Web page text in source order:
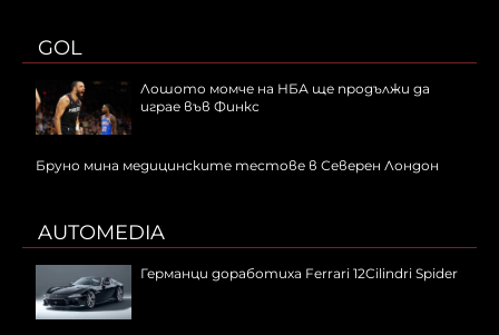
GOL
Лошото момче на НБА ще продължи да
играе във Финкс
Бруно мина медицинските тестове в Северен Лондон
AUTOMEDIA
Германци доработиха Ferrari 12Cilindri Spider